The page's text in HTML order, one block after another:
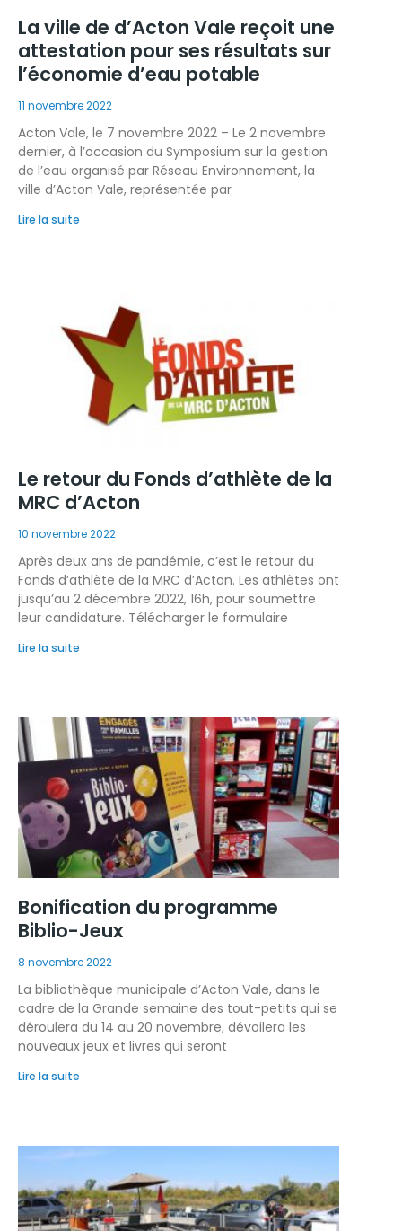
La ville de d’Acton Vale reçoit une
attestation pour ses résultats sur
l’économie d’eau potable
11 novembre 2022
Acton Vale, le 7 novembre 2022 – Le 2 novembre
dernier, à l’occasion du Symposium sur la gestion
de l’eau organisé par Réseau Environnement, la
ville d’Acton Vale, représentée par
Lire la suite
Le retour du Fonds d’athlète de la
MRC d’Acton
10 novembre 2022
Après deux ans de pandémie, c’est le retour du
Fonds d’athlète de la MRC d’Acton. Les athlètes ont
jusqu’au 2 décembre 2022, 16h, pour soumettre
leur candidature. Télécharger le formulaire
Lire la suite
Bonification du programme
Biblio-Jeux
8 novembre 2022
La bibliothèque municipale d’Acton Vale, dans le
cadre de la Grande semaine des tout-petits qui se
déroulera du 14 au 20 novembre, dévoilera les
nouveaux jeux et livres qui seront
Lire la suite